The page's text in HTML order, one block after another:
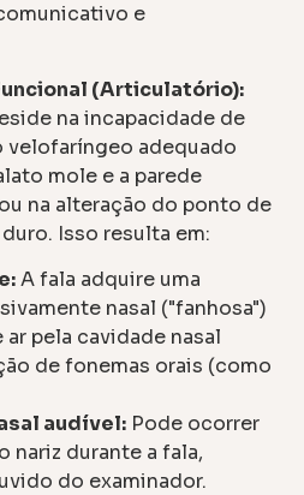
e
(Articulatório):
na incapacidade de
velofaríngeo adequado
mole e a parede
na alteração do ponto de
Isso resulta em:
A fala adquire uma
nasal ("fanhosa")
pela cavidade nasal
de fonemas orais (como
audível: Pode ocorrer
nariz durante a fala,
do examinador.